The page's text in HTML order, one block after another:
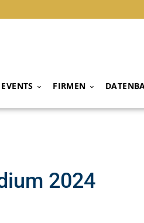
EVENTS FIRMEN
2024